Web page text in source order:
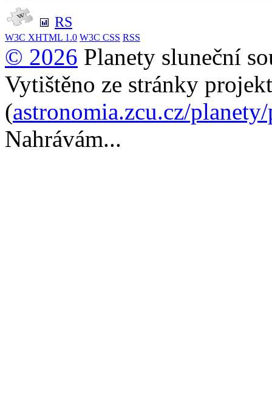
RS
W3C XHTML 1.0 W3C CSS RSS
© 2026 Planety sluneční
Vytištěno ze stránky
(astronomia.zcu.cz/
Nahrávám...